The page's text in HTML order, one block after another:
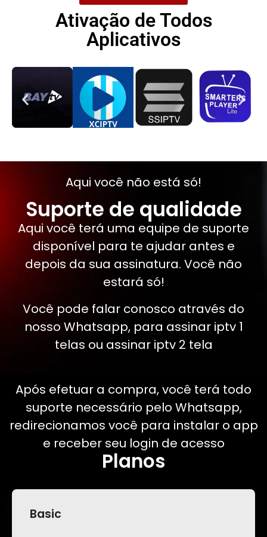
Ativação de Todos
Aplicativos
Aqui você não está só!
Suporte de qualidade
Aqui você terá uma equipe de suporte
disponível para te ajudar antes e
depois da sua assinatura. Você não
estará só!
Você pode falar conosco através do
nosso Whatsapp, para assinar iptv 1
telas ou assinar iptv 2 tela
Após efetuar a compra, você terá todo
suporte necessário pelo Whatsapp,
redirecionamos você para instalar o app
e receber seu login de acesso
Planos
Basic